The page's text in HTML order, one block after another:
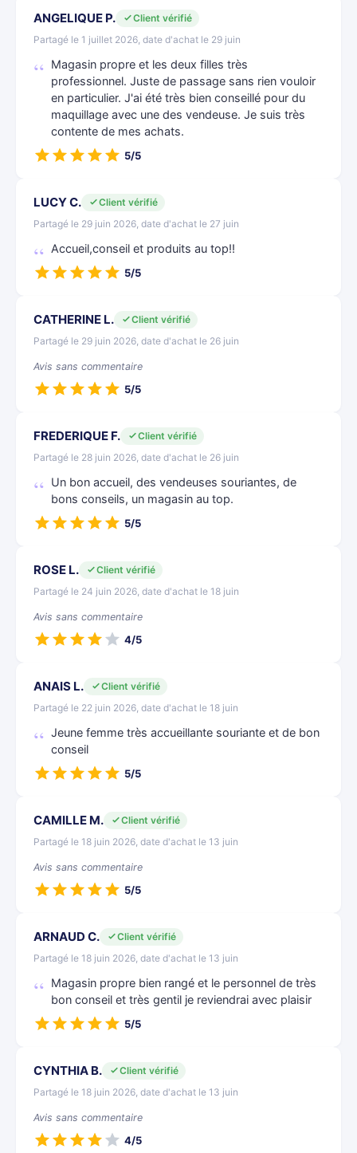
ANGELIQUE P.
Client vérifié
Partagé le 1 juillet 2026, date d'achat le 29 juin
Magasin propre et les deux filles très
professionnel. Juste de passage sans rien vouloir
en particulier. J'ai été très bien conseillé pour du
maquillage avec une des vendeuse. Je suis très
contente de mes achats.
5/5
LUCY C.
Client vérifié
Partagé le 29 juin 2026, date d'achat le 27 juin
Accueil,conseil et produits au top!!
5/5
CATHERINE L.
Client vérifié
Partagé le 29 juin 2026, date d'achat le 26 juin
Avis sans commentaire
5/5
FREDERIQUE F.
Client vérifié
Partagé le 28 juin 2026, date d'achat le 26 juin
Un bon accueil, des vendeuses souriantes, de
bons conseils, un magasin au top.
5/5
ROSE L.
Client vérifié
Partagé le 24 juin 2026, date d'achat le 18 juin
Avis sans commentaire
4/5
ANAIS L.
Client vérifié
Partagé le 22 juin 2026, date d'achat le 18 juin
Jeune femme très accueillante souriante et de bon
conseil
5/5
CAMILLE M.
Client vérifié
Partagé le 18 juin 2026, date d'achat le 13 juin
Avis sans commentaire
5/5
ARNAUD C.
Client vérifié
Partagé le 18 juin 2026, date d'achat le 13 juin
Magasin propre bien rangé et le personnel de très
bon conseil et très gentil je reviendrai avec plaisir
5/5
CYNTHIA B.
Client vérifié
Partagé le 18 juin 2026, date d'achat le 13 juin
Avis sans commentaire
4/5